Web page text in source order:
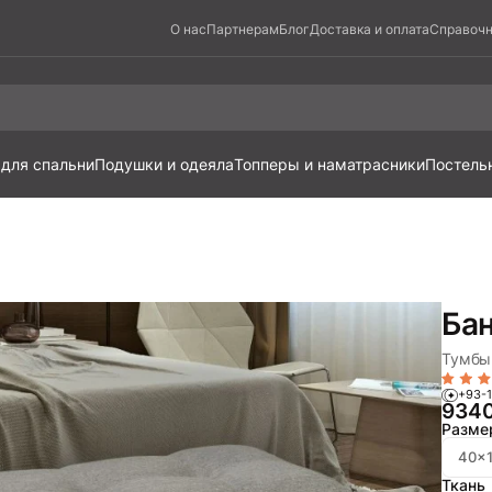
О насПартнерамБлогДоставка и оплата
спальниПодушки и одеялаТопперы и наматрасники
Тумбы
+93-
Ткань